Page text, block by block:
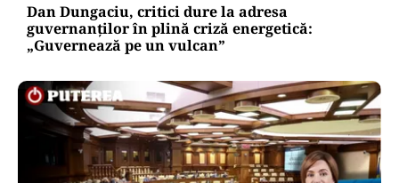
Dan Dungaciu, critici dure la adresa
guvernanților în plină criză energetică:
„Guvernează pe un vulcan”